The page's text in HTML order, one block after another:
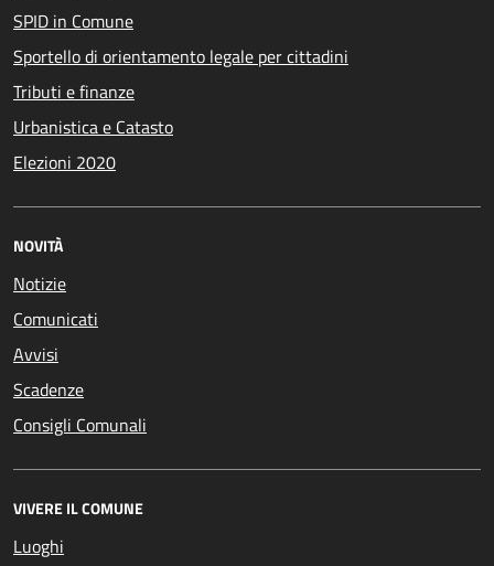
SPID in Comune
Sportello di orientamento legale per cittadini
Tributi e finanze
Urbanistica e Catasto
Elezioni 2020
NOVITÀ
Notizie
Comunicati
Avvisi
Scadenze
Consigli Comunali
VIVERE IL COMUNE
Luoghi